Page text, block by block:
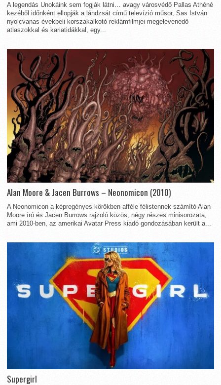
A legendás Unokáink sem fogják látni… avagy városvédő Pallas Athéné
kezéből időnként ellopják a lándzsát című televízió műsor, Sas István
nyolcvanas évekbeli korszakalkotó reklámfilmjei megelevenedő
atlaszokkal és kariatidákkal, egy...
Alan Moore & Jacen Burrows – Neonomicon (2010)
A Neonomicon a képregényes körökben afféle félistennek számító Alan
Moore író és Jacen Burrows rajzoló közös, négy részes minisorozata,
ami 2010-ben, az amerikai Avatar Press kiadó gondozásában került a...
Supergirl